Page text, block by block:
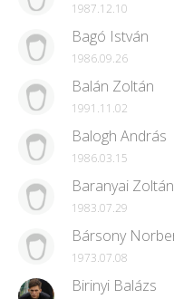
1987.12.10
Bagó István
1986.09.26
Balán Zoltán
1991.11.02
Balogh András
1986.03.15
Baranyai Zoltán
1983.07.29
Bársony
1973.07.08
Birinyi Balázs